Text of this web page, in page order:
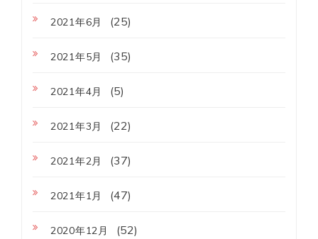
2021年6月 (25)
2021年5月 (35)
2021年4月 (5)
2021年3月 (22)
2021年2月 (37)
2021年1月 (47)
2020年12月 (52)